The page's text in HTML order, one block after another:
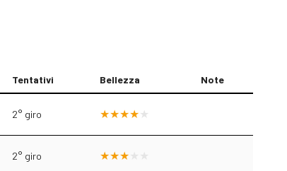
Tentativi Bellezza Note
2° giro
2° giro